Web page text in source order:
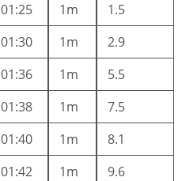
01:25 1m
1.5
01:30 1m
2.9
01:36 1m
5.5
01:38 1m
7.5
01:40 1m
8.1
01:42 1m
9.6